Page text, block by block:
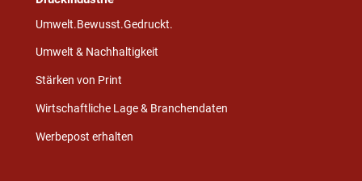
Umwelt.Bewusst.Gedruckt.
Umwelt & Nachhaltigkeit
Stärken von Print
Wirtschaftliche Lage & Branchendaten
Werbepost erhalten